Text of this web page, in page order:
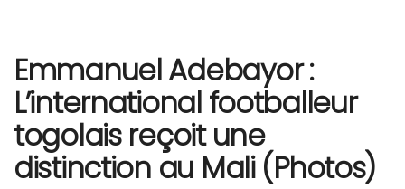
Emmanuel Adebayor :
L’international footballeur
togolais reçoit une
distinction au Mali (Photos)